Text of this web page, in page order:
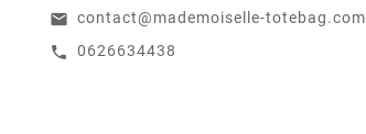
email contact@mademoiselle-totebag.com
call 0626634438